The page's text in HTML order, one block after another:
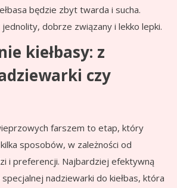
będzie zbyt twarda i sucha.
dobrze związany i lekko lepki.
kiełbasy: z
czy
farszem to etap, który
sposobów, w zależności od
i preferencji. Najbardziej efektywną
nadziewarki do kiełbas, która